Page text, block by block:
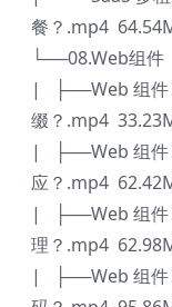
餐？.mp4
└──08.Web组件
| ├──Web 组件
缀？.mp4
| ├──Web 组件
应？.mp4
| ├──Web 组件
理？.mp4
| ├──Web 组件